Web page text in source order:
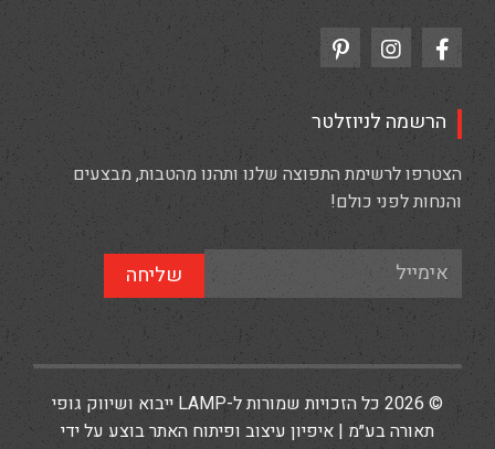
הרשמה לניוזלטר
הצטרפו לרשימת התפוצה שלנו ותהנו מהטבות, מבצעים
והנחות לפני כולם!
שליחה
© 2026 כל הזכויות שמורות ל-LAMP ייבוא ושיווק גופי
תאורה בע״מ | איפיון עיצוב ופיתוח האתר בוצע על ידי